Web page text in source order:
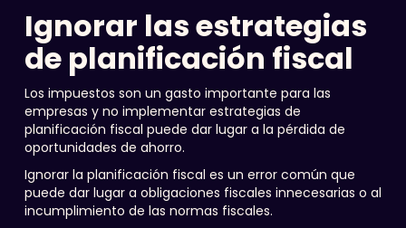
Ignorar las estrategias
de planificación fiscal
Los impuestos son un gasto importante para las
empresas y no implementar estrategias de
planificación fiscal puede dar lugar a la pérdida de
oportunidades de ahorro.
Ignorar la planificación fiscal es un error común que
puede dar lugar a obligaciones fiscales innecesarias o al
incumplimiento de las normas fiscales.